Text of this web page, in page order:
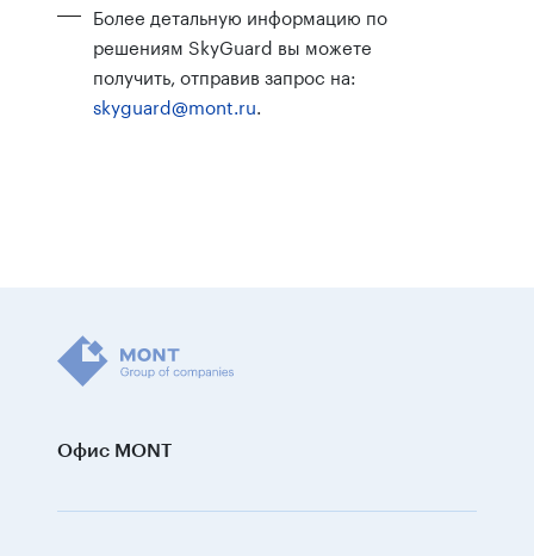
Более детальную информацию по
решениям SkyGuard вы можете
получить, отправив запрос на:
skyguard@mont.ru.
Офис MONT